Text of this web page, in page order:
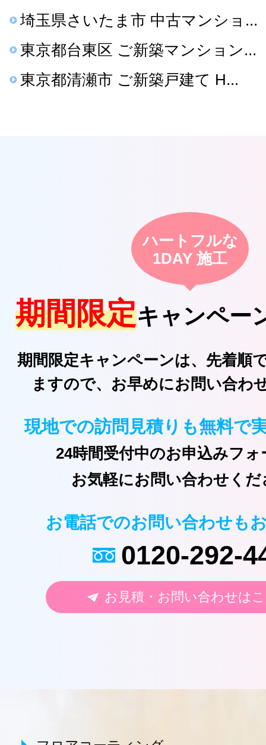
埼玉県さいたま市 中古マンショ...
東京都台東区 ご新築マンション...
東京都清瀬市 ご新築戸建て H...
ハートフルな
1DAY 施工
期間限定キャンペー
期間限定キャンペーンは、先着順
ますので、お早めにお問い合わ
現地での訪問見積りも無料で
24時間受付中のお申込みフォ
お気軽にお問い合わせくだ
お電話でのお問い合わせも
0120-292-
お見積・お問い合わせは